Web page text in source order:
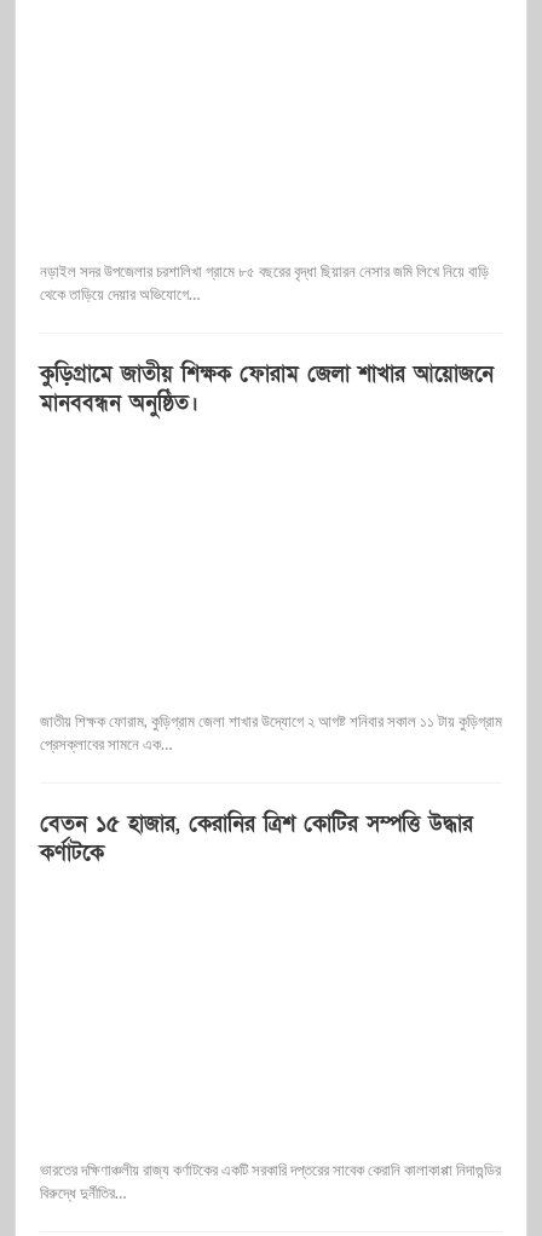
নড়াইল সদর উপজেলার চরশালিখা গ্রামে ৮৫ বছরের বৃদ্ধা ছিয়ারন নেসার জমি লিখে নিয়ে বাড়ি
থেকে তাড়িয়ে দেয়ার অভিযোগে…
কুড়িগ্রামে জাতীয় শিক্ষক ফোরাম জেলা শাখার আয়োজনে
মানববন্ধন অনুষ্ঠিত।
জাতীয় শিক্ষক ফোরাম, কুড়িগ্রাম জেলা শাখার উদ্যোগে ২ আগষ্ট শনিবার সকাল ১১ টায় কুড়িগ্রাম
প্রেসক্লাবের সামনে এক…
বেতন ১৫ হাজার, কেরানির ত্রিশ কোটির সম্পত্তি উদ্ধার
কর্ণাটকে
ভারতের দক্ষিণাঞ্চলীয় রাজ্য কর্ণাটকের একটি সরকারি দপ্তরের সাবেক কেরানি কালাকাপ্পা নিদাগুন্ডির
বিরুদ্ধে দুর্নীতির…